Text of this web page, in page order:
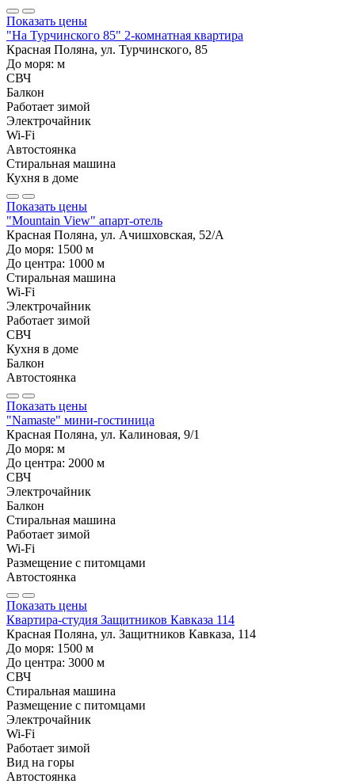
Показать цены
"На Турчинского 85" 2-комнатная квартира
Красная Поляна, ул. Турчинского, 85
До моря: м
СВЧ
Балкон
Работает зимой
Электрочайник
Wi-Fi
Автостоянка
Стиральная машина
Кухня в доме
Показать цены
"Mountain View" апарт-отель
Красная Поляна, ул. Ачишховская, 52/А
До моря: 1500 м
До центра: 1000 м
Стиральная машина
Wi-Fi
Электрочайник
Работает зимой
СВЧ
Кухня в доме
Балкон
Автостоянка
Показать цены
"Namaste" мини-гостиница
Красная Поляна, ул. Калиновая, 9/1
До моря: м
До центра: 2000 м
СВЧ
Электрочайник
Балкон
Стиральная машина
Работает зимой
Wi-Fi
Размещение с питомцами
Автостоянка
Показать цены
Квартира-студия Защитников Кавказа 114
Красная Поляна, ул. Защитников Кавказа, 114
До моря: 1500 м
До центра: 3000 м
СВЧ
Стиральная машина
Размещение с питомцами
Электрочайник
Wi-Fi
Работает зимой
Вид на горы
Автостоянка